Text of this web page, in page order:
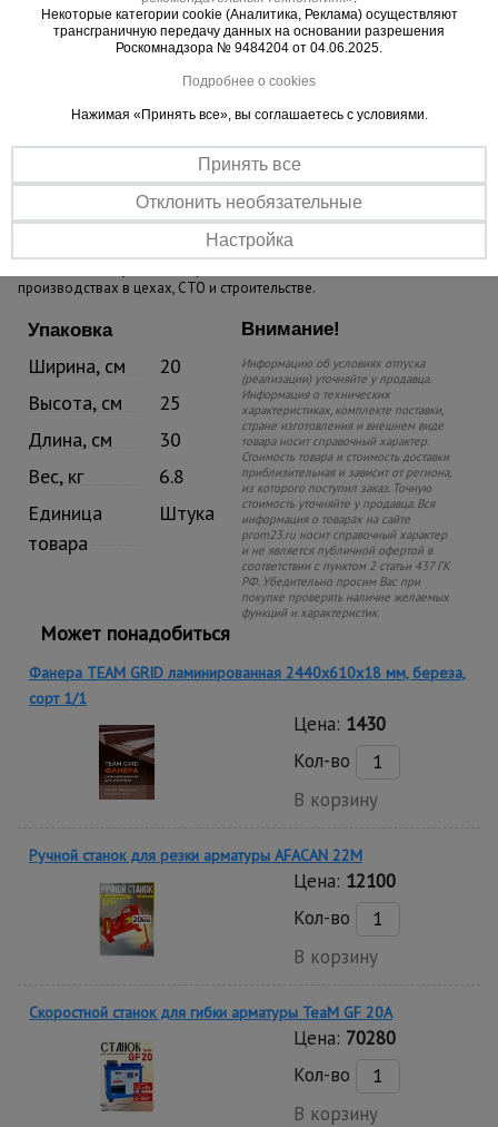
Надежность
Прочный корпус, качественный механизм и комплектующие.
Практичность
производствах в цехах, СТО и строительстве.
Упаковка
Ширина, см
20
Высота, см
25
Длина, см
30
Вес, кг
6.8
Единица
товара
Штука
Внимание!
Информацию об условиях отпуска
(реализации) уточняйте у продавца.
Информация о технических
характеристиках, комплекте поставки,
стране изготовления и внешнем виде
товара носит справочный характер.
Стоимость товара и стоимость доставки
приблизительная и зависит от региона,
из которого поступил заказ. Точную
стоимость уточняйте у продавца. Вся
информация о товарах на сайте
prom23.ru носит справочный характер
и не является публичной офертой в
соответствии с пунктом 2 статьи 437 ГК
РФ. Убедительно просим Вас при
покупке проверять наличие желаемых
функций и характеристик.
Может понадобиться
Фанера TEAM GRID ламинированная 2440х610х18 мм, береза,
сорт 1/1
Цена: 1430
Кол-во
В корзину
Ручной станок для резки арматуры AFACAN 22M
Цена: 12100
Кол-во
В корзину
Скоростной станок для гибки арматуры ТеаМ GF 20A
Цена: 70280
Кол-во
В корзину
Некоторые категории cookie (Аналитика, Реклама) осуществляют
трансграничную передачу данных на основании разрешения
Роскомнадзора № 9484204 от 04.06.2025.
Подробнее о cookies
Нажимая «Принять все», вы соглашаетесь с условиями.
Принять все
Отклонить необязательные
Настройка